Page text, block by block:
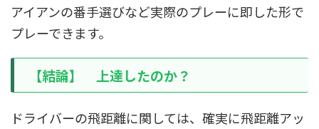
アイアンの番手選びなど実際のプレーに即した形で
プレーできます。
【結論】 上達したのか？
ドライバーの飛距離に関しては、確実に飛距離アッ